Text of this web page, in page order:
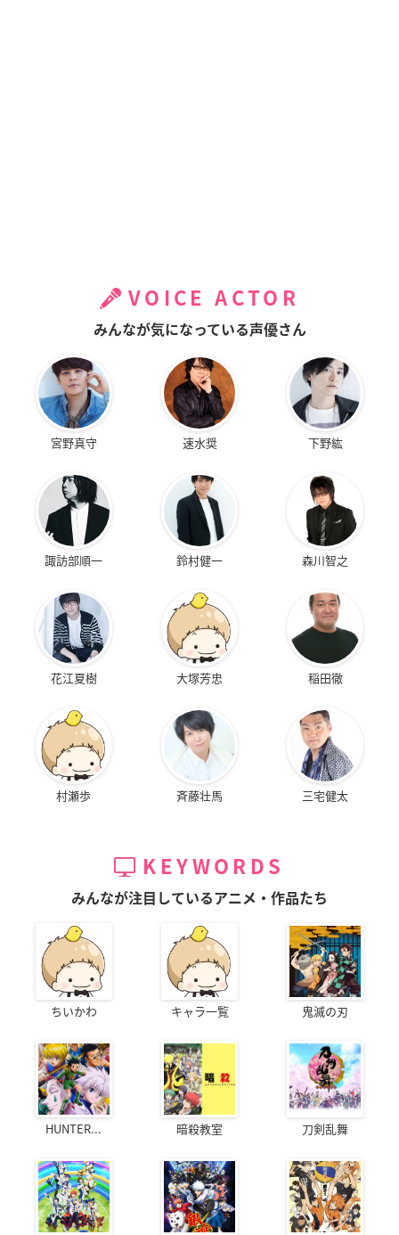
VOICE ACTOR
みんなが気になっている声優さん
宮野真守 速水奨 下野紘
諏訪部順一 鈴村健一 森川智之
花江夏樹 大塚芳忠 稲田徹
村瀬歩 斉藤壮馬 三宅健太
KEYWORDS
みんなが注目しているアニメ・作品たち
ちいかわ キャラ一覧 鬼滅の刃
HUNTER... 暗殺教室 刀剣乱舞